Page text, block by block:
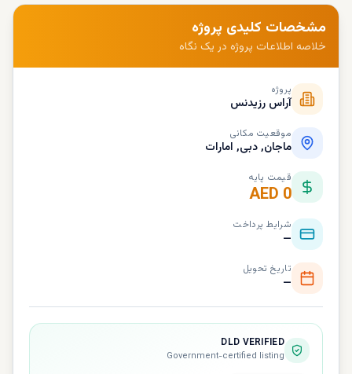
مشخصات کلیدی پروژه
خلاصه اطلاعات پروژه در یک نگاه
پروژه
آراس رزیدنس
موقعیت مکانی
ماجان, دبی, امارات
قیمت پایه
AED 0
شرایط پرداخت
—
تاریخ تحویل
—
DLD VERIFIED
Government-certified listing